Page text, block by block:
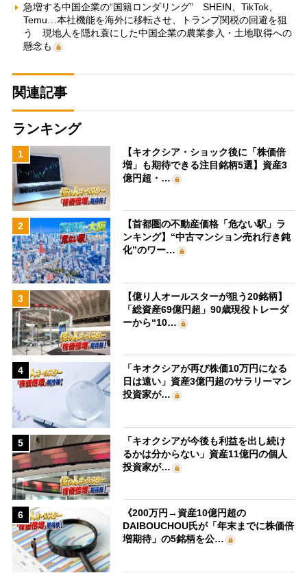
急増する中国企業の“国籍ロンダリング” SHEIN、TikTok、
Temu…本社機能を海外に移転させ、トランプ関税の回避を狙
う 現地人を隠れ蓑にした中国企業の農業参入・土地取得への
懸念も
関連記事
ランキング
1
【キオクシア・ショック後に「株価倍
増」も期待できる注目銘柄5選】資産3
億円超・…
2
【首都圏の不動産価格「危ない駅」ラ
ンキング】“中古マンション売れ行き鈍
化”のワー…
3
【億り人オールスターが狙う20銘柄】
「総資産69億円超」90歳現役トレーダ
ーから“10…
4
「キオクシアが再び株価10万円になる
日は遠い」資産3億円超のサラリーマン
投資家が…
5
「キオクシアが今後も利益を出し続け
るかは分からない」資産11億円の個人
投資家が…
6
《200万円→資産10億円超の
DAIBOUCHOU氏が「年末までに株価倍
増期待」の5銘柄を公…